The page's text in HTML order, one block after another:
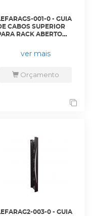
001-0 - GUIA
CABOS SUPERIOR
RACK ABERTO
35150539 - LIGHTERA
ver mais
Orçamento
003-0 - GUIA